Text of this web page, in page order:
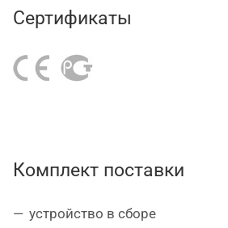
Сертификаты
Комплект поставки
устройство в сборе